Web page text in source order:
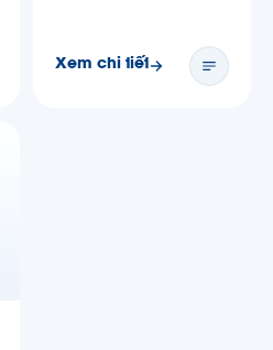
Xem chi tiết